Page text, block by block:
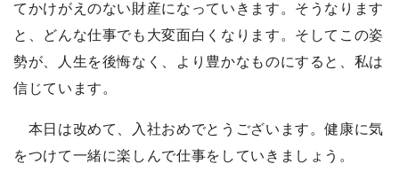
てかけがえのない財産になっていきます。そうなります
と、どんな仕事でも大変面白くなります。そしてこの姿
勢が、人生を後悔なく、より豊かなものにすると、私は
信じています。
本日は改めて、入社おめでとうございます。健康に気
をつけて一緒に楽しんで仕事をしていきましょう。